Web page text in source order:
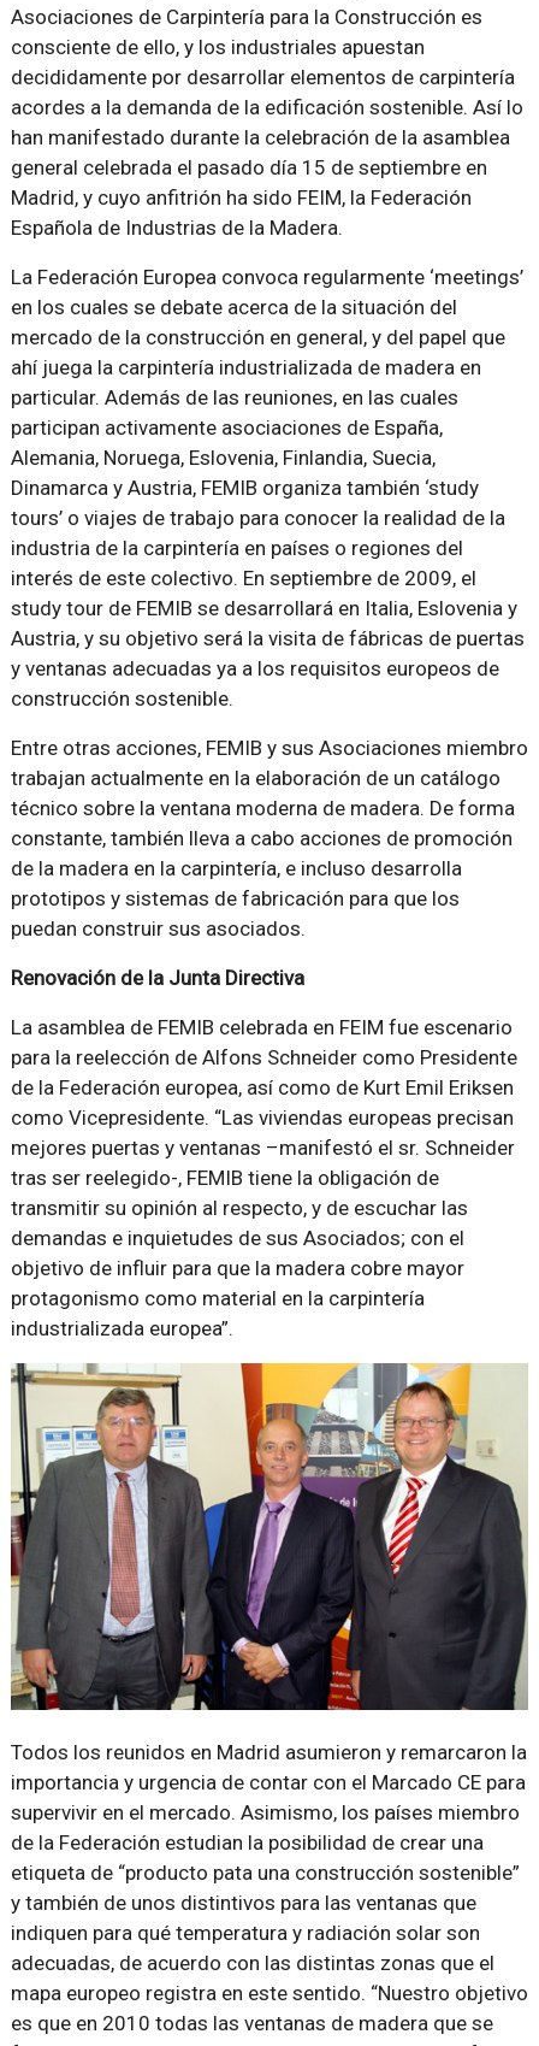
Asociaciones de Carpintería para la Construcción es
consciente de ello, y los industriales apuestan
decididamente por desarrollar elementos de carpintería
acordes a la demanda de la edificación sostenible. Así lo
han manifestado durante la celebración de la asamblea
general celebrada el pasado día 15 de septiembre en
Madrid, y cuyo anfitrión ha sido FEIM, la Federación
Española de Industrias de la Madera.
La Federación Europea convoca regularmente ‘meetings’
en los cuales se debate acerca de la situación del
mercado de la construcción en general, y del papel que
ahí juega la carpintería industrializada de madera en
particular. Además de las reuniones, en las cuales
participan activamente asociaciones de España,
Alemania, Noruega, Eslovenia, Finlandia, Suecia,
Dinamarca y Austria, FEMIB organiza también ‘study
tours’ o viajes de trabajo para conocer la realidad de la
industria de la carpintería en países o regiones del
interés de este colectivo. En septiembre de 2009, el
study tour de FEMIB se desarrollará en Italia, Eslovenia y
Austria, y su objetivo será la visita de fábricas de puertas
y ventanas adecuadas ya a los requisitos europeos de
construcción sostenible.
Entre otras acciones, FEMIB y sus Asociaciones miembro
trabajan actualmente en la elaboración de un catálogo
técnico sobre la ventana moderna de madera. De forma
constante, también lleva a cabo acciones de promoción
de la madera en la carpintería, e incluso desarrolla
prototipos y sistemas de fabricación para que los
puedan construir sus asociados.
Renovación de la Junta Directiva
La asamblea de FEMIB celebrada en FEIM fue escenario
para la reelección de Alfons Schneider como Presidente
de la Federación europea, así como de Kurt Emil Eriksen
como Vicepresidente. “Las viviendas europeas precisan
mejores puertas y ventanas –manifestó el sr. Schneider
tras ser reelegido-, FEMIB tiene la obligación de
transmitir su opinión al respecto, y de escuchar las
demandas e inquietudes de sus Asociados; con el
objetivo de influir para que la madera cobre mayor
protagonismo como material en la carpintería
industrializada europea”.
Todos los reunidos en Madrid asumieron y remarcaron la
importancia y urgencia de contar con el Marcado CE para
supervivir en el mercado. Asimismo, los países miembro
de la Federación estudian la posibilidad de crear una
etiqueta de “producto pata una construcción sostenible”
y también de unos distintivos para las ventanas que
indiquen para qué temperatura y radiación solar son
adecuadas, de acuerdo con las distintas zonas que el
mapa europeo registra en este sentido. “Nuestro objetivo
es que en 2010 todas las ventanas de madera que se